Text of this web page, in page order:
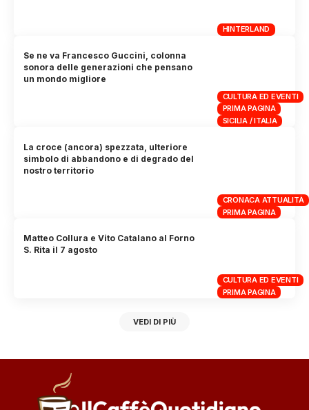
HINTERLAND
CULTURA ED EVENTI
PRIMA PAGINA
SICILIA / ITALIA
Se ne va Francesco Guccini, colonna
sonora delle generazioni che pensano
un mondo migliore
CRONACA ATTUALITÀ
PRIMA PAGINA
La croce (ancora) spezzata, ulteriore
simbolo di abbandono e di degrado del
nostro territorio
CULTURA ED EVENTI
PRIMA PAGINA
Matteo Collura e Vito Catalano al Forno
S. Rita il 7 agosto
VEDI DI PIÙ